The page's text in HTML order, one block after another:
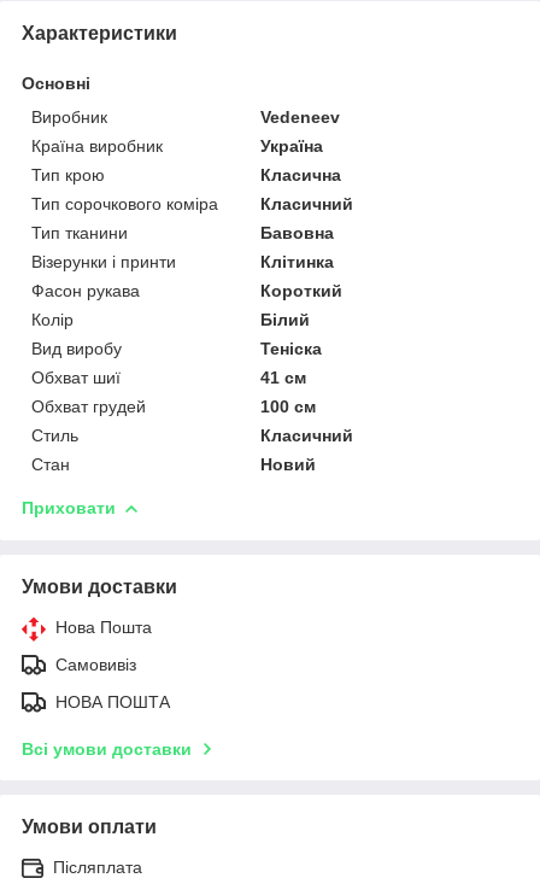
Характеристики
Основні
Виробник
Vedeneev
Країна виробник
Україна
Тип крою
Класична
Тип сорочкового коміра
Класичний
Тип тканини
Бавовна
Візерунки і принти
Клітинка
Фасон рукава
Короткий
Колір
Білий
Вид виробу
Теніска
Обхват шиї
41 см
Обхват грудей
100 см
Стиль
Класичний
Стан
Новий
Приховати
Умови доставки
Нова Пошта
Самовивіз
НОВА ПОШТА
Всі умови доставки
Умови оплати
Післяплата